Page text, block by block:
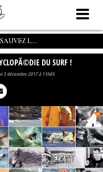
L...
DU SURF !
3 décembre 2017 à 11h05